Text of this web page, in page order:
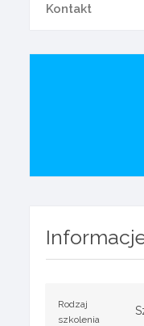
Kontakt
Rodzaj
szkolenia